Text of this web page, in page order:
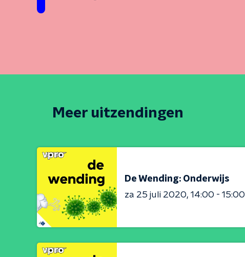
Meer uitzendingen
De Wending: Onderwijs
za 25 juli 2020 14:00 - 15:00